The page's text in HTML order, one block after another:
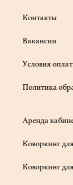
Контакты
Вакансии
Условия
Политика
Аренда
Коворкинг
Коворкинг